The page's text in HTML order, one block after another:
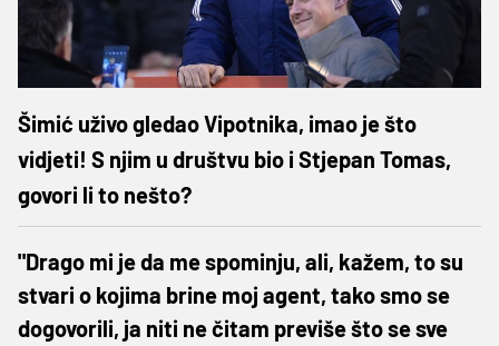
Šimić uživo gledao Vipotnika, imao je što
vidjeti! S njim u društvu bio i Stjepan Tomas,
govori li to nešto?
"Drago mi je da me spominju, ali, kažem, to su
stvari o kojima brine moj agent, tako smo se
dogovorili, ja niti ne čitam previše što se sve